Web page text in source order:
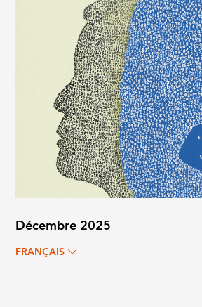
Décembre 2025
FRANÇAIS